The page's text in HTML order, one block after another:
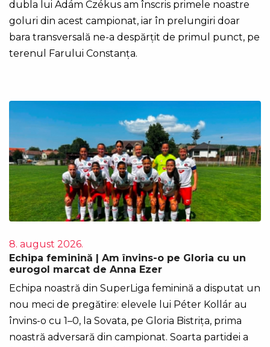
dubla lui Ádám Czékus am înscris primele noastre
goluri din acest campionat, iar în prelungiri doar
bara transversală ne-a despărțit de primul punct, pe
terenul Farului Constanța.
8. august 2026.
Echipa feminină | Am învins-o pe Gloria cu un
eurogol marcat de Anna Ezer
Echipa noastră din SuperLiga feminină a disputat un
nou meci de pregătire: elevele lui Péter Kollár au
învins-o cu 1–0, la Sovata, pe Gloria Bistrița, prima
noastră adversară din campionat. Soarta partidei a